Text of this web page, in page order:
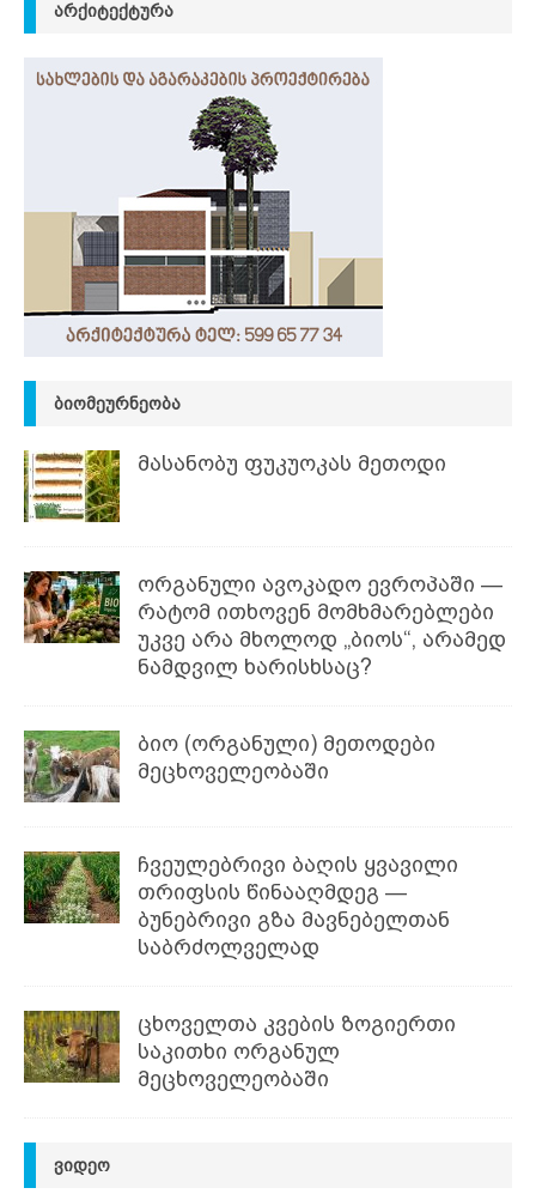
ᲐᲠᲥᲘᲢᲔᲥᲢᲣᲠᲐ
ᲑᲘᲝᲛᲔᲣᲠᲜᲔᲝᲑᲐ
მასანობუ ფუკუოკას მეთოდი
ორგანული ავოკადო ევროპაში —
რატომ ითხოვენ მომხმარებლები
უკვე არა მხოლოდ „ბიოს“, არამედ
ნამდვილ ხარისხსაც?
ბიო (ორგანული) მეთოდები
მეცხოველეობაში
ჩვეულებრივი ბაღის ყვავილი
თრიფსის წინააღმდეგ —
ბუნებრივი გზა მავნებელთან
საბრძოლველად
ცხოველთა კვების ზოგიერთი
საკითხი ორგანულ
მეცხოველეობაში
ᲕᲘᲓᲔᲝ